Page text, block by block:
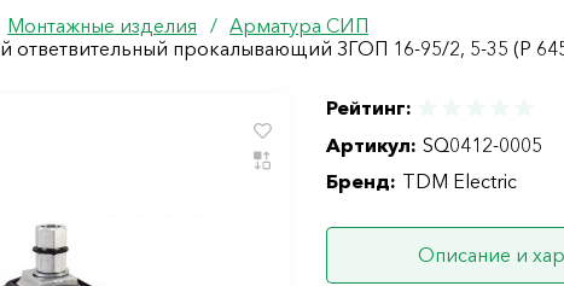
Монтажные изделия / Арматура СИП
ответвительный прокалывающий ЗГОП 16-95/2, 5-35 (Р
Рейтинг:
Артикул: SQ0412-0005
Бренд: TDM Electric
Описание и